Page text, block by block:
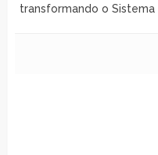
transformando o Sistema